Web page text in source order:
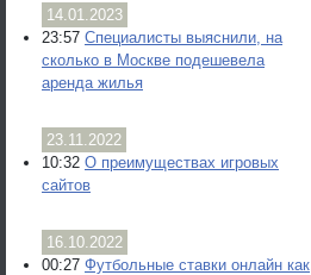
14.01.2023
23:57 Специалисты выяснили, на
сколько в Москве подешевела
аренда жилья
23.11.2022
10:32 О преимуществах игровых
сайтов
16.10.2022
00:27 Футбольные ставки онлайн как